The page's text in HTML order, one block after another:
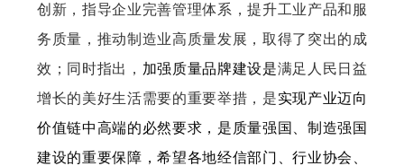
创新， 指导企业完善管理体系，提升工业产品和服
务质量，推动制造业高质量发展，取得了突出的成
效；同时指出， 加强质量品牌建设是满足人民日益
增长的美好生活需要的重要举措，是实现产业迈向
价值链中高端的必然要求，是质量强国、制造强国
建设的重要保障，希望各地经信部门、行业协会、